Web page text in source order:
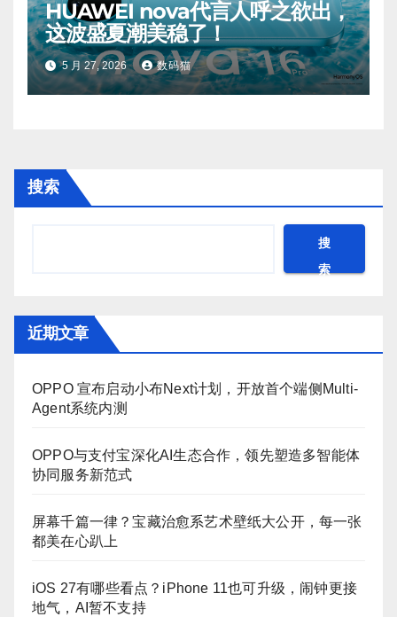
HUAWEI nova代言人呼之欲出，
这波盛夏潮美稳了！
5 月 27, 2026 数码猫
搜索
搜
索
近期文章
OPPO 宣布启动小布Next计划，开放首个端侧Multi-
Agent系统内测
OPPO与支付宝深化AI生态合作，领先塑造多智能体
协同服务新范式
屏幕千篇一律？宝藏治愈系艺术壁纸大公开，每一张
都美在心趴上
iOS 27有哪些看点？iPhone 11也可升级，闹钟更接
地气，AI暂不支持